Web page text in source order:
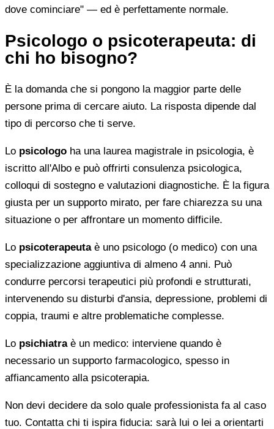
dove cominciare" — ed è perfettamente normale.
Psicologo o psicoterapeuta: di
chi ho bisogno?
È la domanda che si pongono la maggior parte delle
persone prima di cercare aiuto. La risposta dipende dal
tipo di percorso che ti serve.
Lo psicologo ha una laurea magistrale in psicologia, è
iscritto all'Albo e può offrirti consulenza psicologica,
colloqui di sostegno e valutazioni diagnostiche. È la figura
giusta per un supporto mirato, per fare chiarezza su una
situazione o per affrontare un momento difficile.
Lo psicoterapeutaè uno psicologo (o medico) con una
specializzazione aggiuntiva di almeno 4 anni. Può
condurre percorsi terapeutici più profondi e strutturati,
intervenendo su disturbi d'ansia, depressione, problemi di
coppia, traumi e altre problematiche complesse.
Lo psichiatraè un medico: interviene quando è
necessario un supporto farmacologico, spesso in
affiancamento alla psicoterapia.
Non devi decidere da solo quale professionista fa al caso
tuo. Contatta chi ti ispira fiducia: sarà lui o lei a orientarti